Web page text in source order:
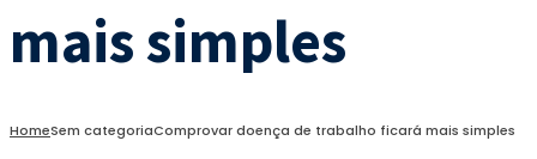
mais simples
HomeSem categoriaComprovar doença de trabalho ficará mais simples